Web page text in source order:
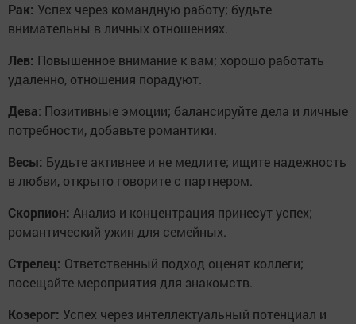
Рак: Успех через командную работу; будьте
внимательны в личных отношениях.
Лев: Повышенное внимание к вам; хорошо работать
удаленно, отношения порадуют.
Дева: Позитивные эмоции; балансируйте дела и личные
потребности, добавьте романтики.
Весы: Будьте активнее и не медлите; ищите надежность
в любви, открыто говорите с партнером.
Скорпион: Анализ и концентрация принесут успех;
романтический ужин для семейных.
Стрелец: Ответственный подход оценят коллеги;
посещайте мероприятия для знакомств.
Козерог: Успех через интеллектуальный потенциал и